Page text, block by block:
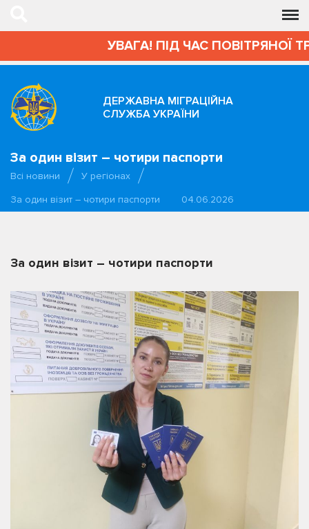
УВАГА! ПІД ЧАС ПОВІТРЯНОЇ
ДЕРЖАВНА МІГРАЦІЙНА
СЛУЖБА УКРАЇНИ
За один візит – чотири паспорти
Всі новини
У регіонах
За один візит – чотири паспорти
04.06.2026
За один візит – чотири паспорти